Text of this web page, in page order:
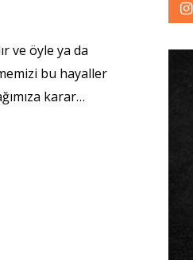
ve öyle ya da
bu hayaller
karar…